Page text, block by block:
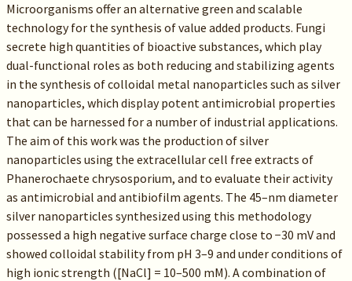
Microorganisms offer an alternative green and scalable
technology for the synthesis of value added products. Fungi
secrete high quantities of bioactive substances, which play
dual-functional roles as both reducing and stabilizing agents
in the synthesis of colloidal metal nanoparticles such as silver
nanoparticles, which display potent antimicrobial properties
that can be harnessed for a number of industrial applications.
The aim of this work was the production of silver
nanoparticles using the extracellular cell free extracts of
Phanerochaete chrysosporium, and to evaluate their activity
as antimicrobial and antibiofilm agents. The 45–nm diameter
silver nanoparticles synthesized using this methodology
possessed a high negative surface charge close to −30 mV and
showed colloidal stability from pH 3–9 and under conditions of
high ionic strength ([NaCl] = 10–500 mM). A combination of